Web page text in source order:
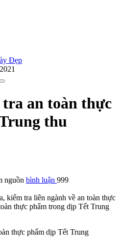
Đẹp
an toàn thực
thu
nguồn bình luận 999
kiểm tra liên ngành về an toàn thực
thực phẩm trong dịp Tết Trung